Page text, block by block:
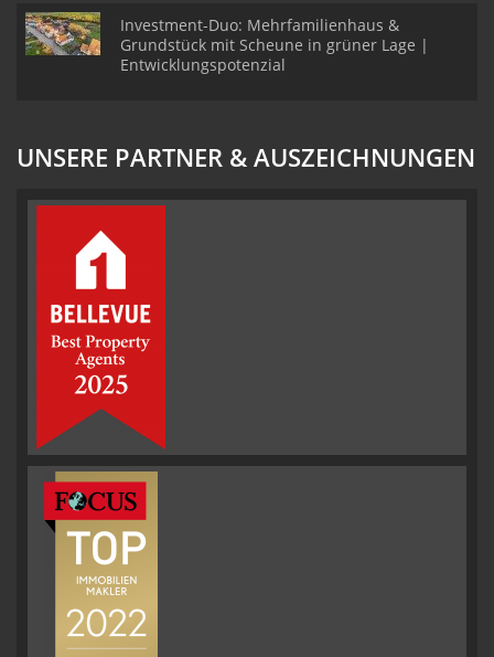
Investment-Duo: Mehrfamilienhaus &
Grundstück mit Scheune in grüner Lage |
Entwicklungspotenzial
UNSERE PARTNER & AUSZEICHNUNGEN